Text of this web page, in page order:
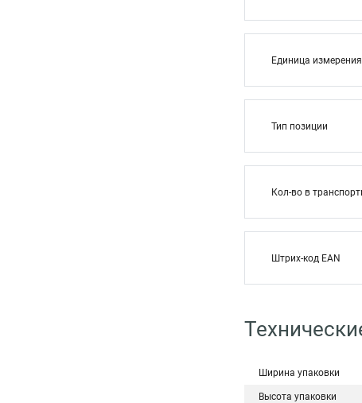
Единица измерения
Тип позиции
Кол-во в
Штрих-код EAN
Ширина упаковки
Высота упаковки